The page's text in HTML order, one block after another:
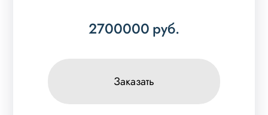
2700000 руб.
Заказать